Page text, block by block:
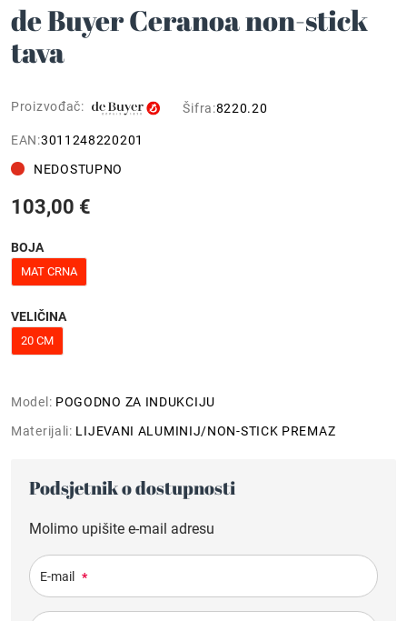
de Buyer Ceranoa non-stick
tava
Proizvođač: Šifra:8220.20
EAN:3011248220201
NEDOSTUPNO
103,00 €
BOJA
MAT CRNA
VELIČINA
20 CM
Model: POGODNO ZA INDUKCIJU
Materijali: LIJEVANI ALUMINIJ/NON-STICK PREMAZ
Podsjetnik o dostupnosti
Molimo upišite e-mail adresu
E-mail *